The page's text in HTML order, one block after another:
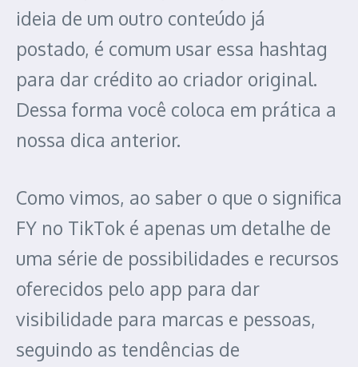
ideia de um outro conteúdo já
postado, é comum usar essa hashtag
para dar crédito ao criador original.
Dessa forma você coloca em prática a
nossa dica anterior.
Como vimos, ao saber o que o significa
FY no TikTok é apenas um detalhe de
uma série de possibilidades e recursos
oferecidos pelo app para dar
visibilidade para marcas e pessoas,
seguindo as tendências de